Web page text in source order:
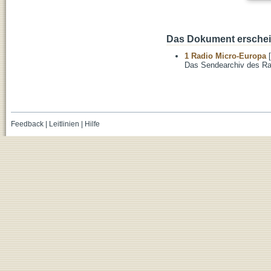
Das Dokument
1 Radio Micro-Europa
Das Sendearchiv des
Feedback| Leitlinien Hilfe